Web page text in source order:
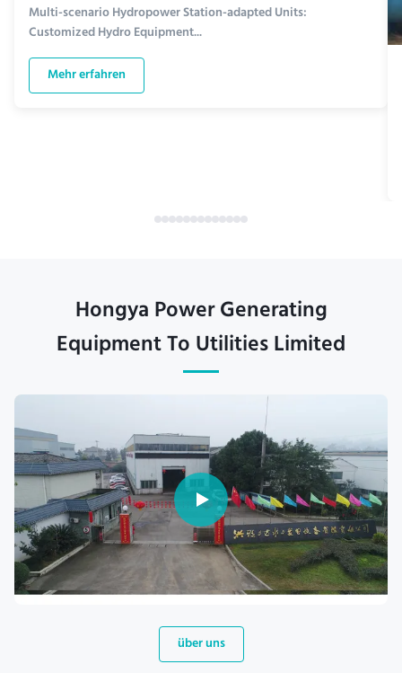
Multi-scenario Hydropower Station-adapted Units:
Customized Hydro Equipment...
Mehr erfahren
Hongya Power Generating
Equipment To Utilities Limited
über uns